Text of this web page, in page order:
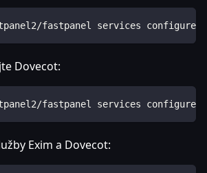
fastpanel services configure
Dovecot:
fastpanel services configure
Exim a Dovecot: